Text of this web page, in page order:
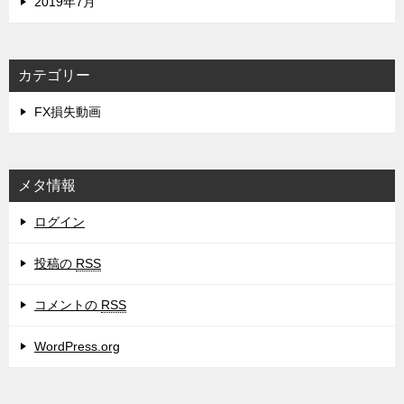
カテゴリー
FX損失動画
メタ情報
ログイン
投稿の RSS
コメントの RSS
WordPress.org